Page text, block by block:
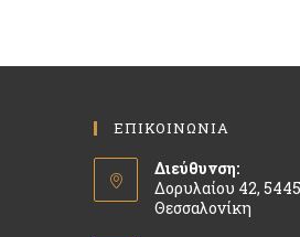
ΕΠΙΚΟΙΝΩΝΙΑ
Διεύθυνση:
Δορυλαίου 42,
Θεσσαλονίκη